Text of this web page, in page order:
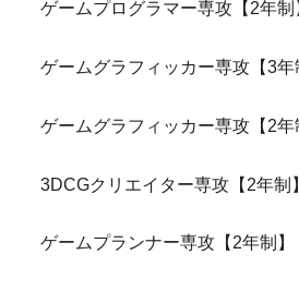
ゲームプログラマー専攻【2年制
ゲームグラフィッカー専攻【3年
ゲームグラフィッカー専攻【2年
3DCGクリエイター専攻【2年制】
ゲームプランナー専攻【2年制】